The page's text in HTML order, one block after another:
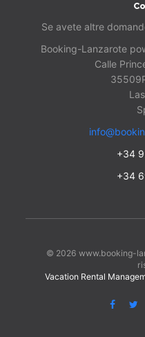
Se avete altre
Booking-Lanzarote
Calle
35509
+34
+34
© 2026 www.booking-
Vacation Rental